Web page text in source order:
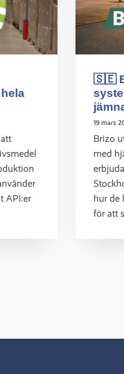
API:er
🇸🇪
19 mars
Brizo
med
hur de
för att